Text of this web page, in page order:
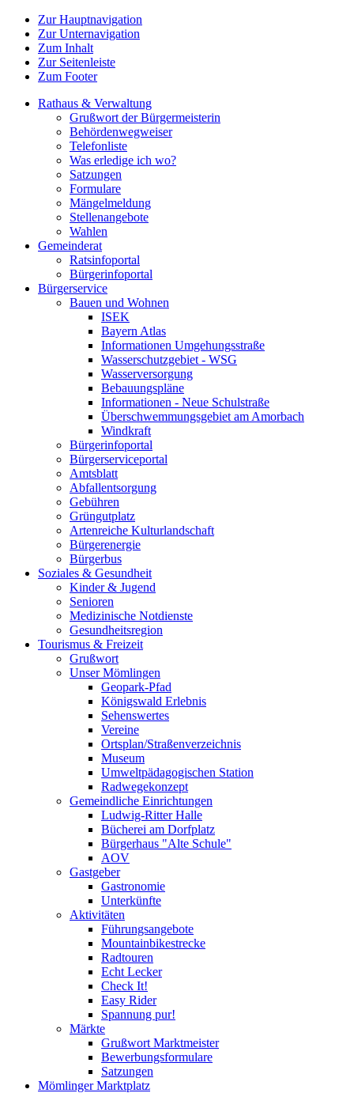
Zur Hauptnavigation
Zur Unternavigation
Zum Inhalt
Zur Seitenleiste
Zum Footer
Rathaus & Verwaltung
Grußwort der Bürgermeisterin
Behördenwegweiser
Telefonliste
Was erledige ich wo?
Satzungen
Formulare
Mängelmeldung
Stellenangebote
Wahlen
Gemeinderat
Ratsinfoportal
Bürgerinfoportal
Bürgerservice
Bauen und Wohnen
ISEK
Bayern Atlas
Informationen Umgehungsstraße
Wasserschutzgebiet - WSG
Wasserversorgung
Bebauungspläne
Informationen - Neue Schulstraße
Überschwemmungsgebiet am Amorbach
Windkraft
Bürgerinfoportal
Bürgerserviceportal
Amtsblatt
Abfallentsorgung
Gebühren
Grüngutplatz
Artenreiche Kulturlandschaft
Bürgerenergie
Bürgerbus
Soziales & Gesundheit
Kinder & Jugend
Senioren
Medizinische Notdienste
Gesundheitsregion
Tourismus & Freizeit
Grußwort
Unser Mömlingen
Geopark-Pfad
Königswald Erlebnis
Sehenswertes
Vereine
Ortsplan/Straßenverzeichnis
Museum
Umweltpädagogischen Station
Radwegekonzept
Gemeindliche Einrichtungen
Ludwig-Ritter Halle
Bücherei am Dorfplatz
Bürgerhaus "Alte Schule"
AOV
Gastgeber
Gastronomie
Unterkünfte
Aktivitäten
Führungsangebote
Mountainbikestrecke
Radtouren
Echt Lecker
Check It!
Easy Rider
Spannung pur!
Märkte
Grußwort Marktmeister
Bewerbungsformulare
Satzungen
Mömlinger Marktplatz